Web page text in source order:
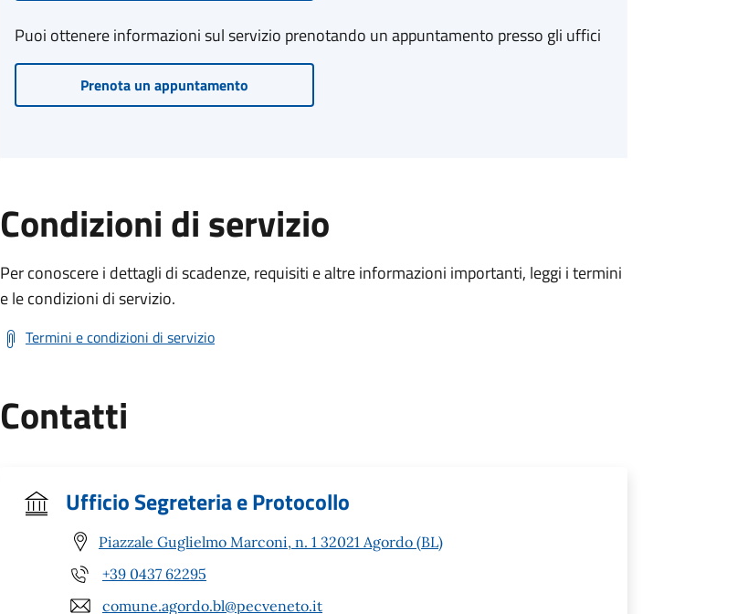
Puoi ottenere informazioni sul servizio prenotando un appuntamento presso gli uffici
Prenota un appuntamento
Condizioni di servizio
Per conoscere i dettagli di scadenze, requisiti e altre informazioni importanti, leggi i termini
e le condizioni di servizio.
Termini e condizioni di servizio
Contatti
Ufficio Segreteria e Protocollo
Piazzale Guglielmo Marconi, n. 1 32021 Agordo (BL)
+39 0437 62295
comune.agordo.bl@pecveneto.it